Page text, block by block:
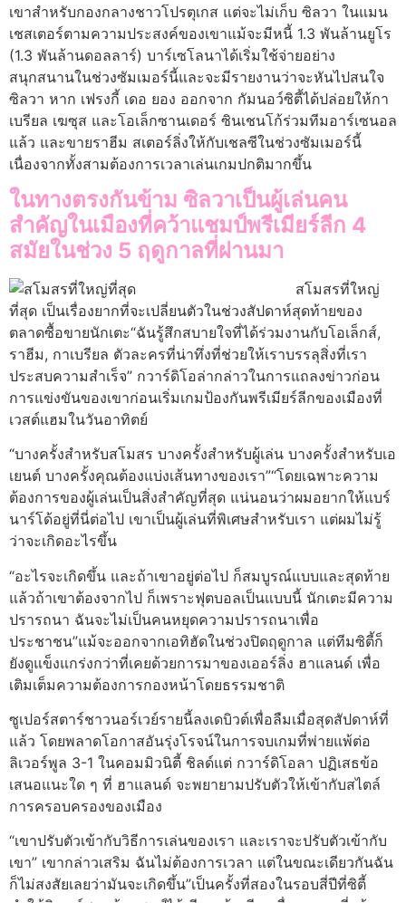
เขาสำหรับกองกลางชาวโปรตุเกส แต่จะไม่เก็บ ซิลวา ในแมน
เชสเตอร์ตามความประสงค์ของเขาแม้จะมีหนี้ 1.3 พันล้านยูโร
(1.3 พันล้านดอลลาร์) บาร์เซโลนาได้เริ่มใช้จ่ายอย่าง
สนุกสนานในช่วงซัมเมอร์นี้และจะมีรายงานว่าจะหันไปสนใจ
ซิลวา หาก เฟรงกี้ เดอ ยอง ออกจาก กัมนอว์ซิตี้ได้ปล่อยให้กา
เบรียล เฆซุส และโอเล็กซานเดอร์ ซินเชนโก้ร่วมทีมอาร์เซนอล
แล้ว และขายราฮีม สเตอร์ลิ่งให้กับเชลซีในช่วงซัมเมอร์นี้
เนื่องจากทั้งสามต้องการเวลาเล่นเกมปกติมากขึ้น
ในทางตรงกันข้าม ซิลวาเป็นผู้เล่นคน
สำคัญในเมืองที่คว้าแชมป์พรีเมียร์ลีก 4
สมัยในช่วง 5 ฤดูกาลที่ผ่านมา
สโมสรที่ใหญ่
ที่สุด เป็นเรื่องยากที่จะเปลี่ยนตัวในช่วงสัปดาห์สุดท้ายของ
ตลาดซื้อขายนักเตะ“ฉันรู้สึกสบายใจที่ได้ร่วมงานกับโอเล็กส์,
ราฮีม, กาเบรียล ตัวละครที่น่าทึ่งที่ช่วยให้เราบรรลุสิ่งที่เรา
ประสบความสำเร็จ” กวาร์ดิโอล่ากล่าวในการแถลงข่าวก่อน
การแข่งขันของเขาก่อนเริ่มเกมป้องกันพรีเมียร์ลีกของเมืองที่
เวสต์แฮมในวันอาทิตย์
“บางครั้งสำหรับสโมสร บางครั้งสำหรับผู้เล่น บางครั้งสำหรับเอ
เยนต์ บางครั้งคุณต้องแบ่งเส้นทางของเรา”“โดยเฉพาะความ
ต้องการของผู้เล่นเป็นสิ่งสำคัญที่สุด แน่นอนว่าผมอยากให้แบร์
นาร์โด้อยู่ที่นี่ต่อไป เขาเป็นผู้เล่นที่พิเศษสำหรับเรา แต่ผมไม่รู้
ว่าจะเกิดอะไรขึ้น
“อะไรจะเกิดขึ้น และถ้าเขาอยู่ต่อไป ก็สมบูรณ์แบบและสุดท้าย
แล้วถ้าเขาต้องจากไป ก็เพราะฟุตบอลเป็นแบบนี้ นักเตะมีความ
ปรารถนา ฉันจะไม่เป็นคนหยุดความปรารถนาเพื่อ
ประชาชน”แม้จะออกจากเอทิฮัดในช่วงปิดฤดูกาล แต่ทีมซิตี้ก็
ยังดูแข็งแกร่งกว่าที่เคยด้วยการมาของเออร์ลิ่ง ฮาแลนด์ เพื่อ
เติมเต็มความต้องการกองหน้าโดยธรรมชาติ
ซูเปอร์สตาร์ชาวนอร์เวย์รายนี้ลงเดบิวต์เพื่อลืมเมื่อสุดสัปดาห์ที่
แล้ว โดยพลาดโอกาสอันรุ่งโรจน์ในการจบเกมที่พ่ายแพ้ต่อ
ลิเวอร์พูล 3-1 ในคอมมิวนิตี้ ชิลด์แต่ กวาร์ดิโอลา ปฏิเสธข้อ
เสนอแนะใด ๆ ที่ ฮาแลนด์ จะพยายามปรับตัวให้เข้ากับสไตล์
การครอบครองของเมือง
“เขาปรับตัวเข้ากับวิธีการเล่นของเรา และเราจะปรับตัวเข้ากับ
เขา” เขากล่าวเสริม ฉันไม่ต้องการเวลา แต่ในขณะเดียวกันฉัน
ก็ไม่สงสัยเลยว่ามันจะเกิดขึ้น”เป็นครั้งที่สองในรอบสี่ปีที่ซิตี้